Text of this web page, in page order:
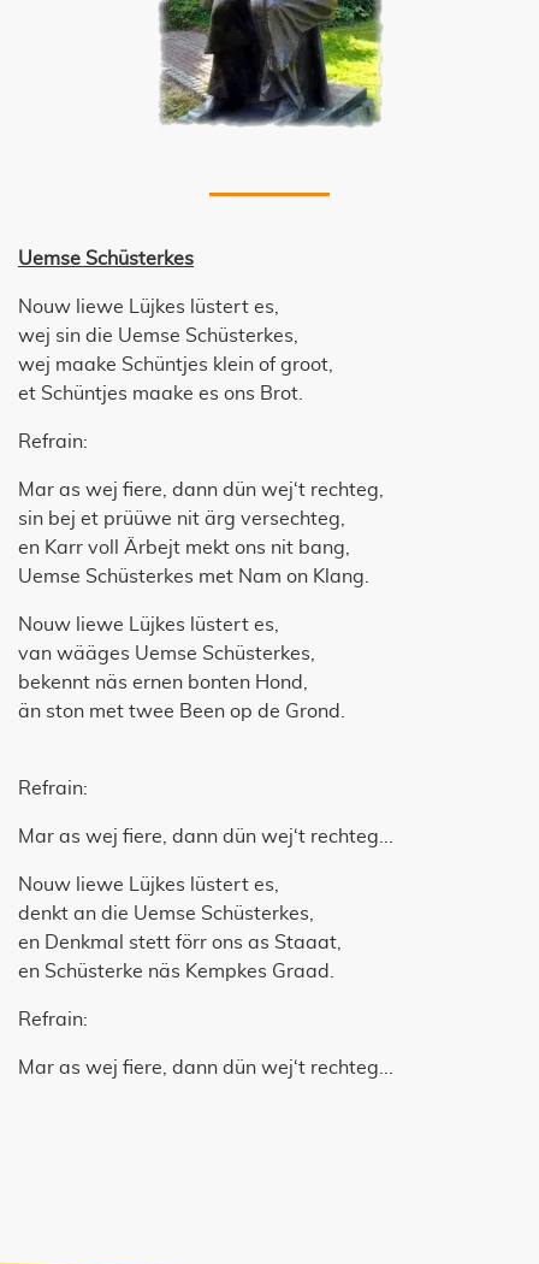
Uemse Schüsterkes
Nouw liewe Lüjkes lüstert es,
wej sin die Uemse Schüsterkes,
wej maake Schüntjes klein of groot,
et Schüntjes maake es ons Brot.
Refrain:
Mar as wej fiere, dann dün wej‘t rechteg,
sin bej et prüüwe nit ärg versechteg,
en Karr voll Ärbejt mekt ons nit bang,
Uemse Schüsterkes met Nam on Klang.
Nouw liewe Lüjkes lüstert es,
van wääges Uemse Schüsterkes,
bekennt näs ernen bonten Hond,
än ston met twee Been op de Grond.
Refrain:
Mar as wej fiere, dann dün wej‘t rechteg...
Nouw liewe Lüjkes lüstert es,
denkt an die Uemse Schüsterkes,
en Denkmal stett förr ons as Staaat,
en Schüsterke näs Kempkes Graad.
Refrain:
Mar as wej fiere, dann dün wej‘t rechteg...